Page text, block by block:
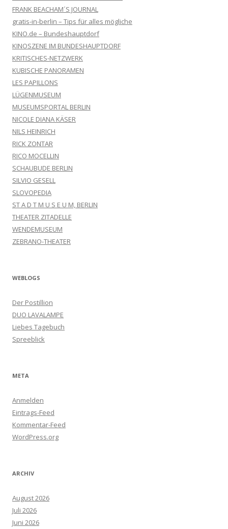
FRANK BEACHAM´S JOURNAL
gratis-in-berlin – Tips für alles mögliche
KINO.de – Bundeshauptdorf
KINOSZENE IM BUNDESHAUPTDORF
KRITISCHES-NETZWERK
KUBISCHE PANORAMEN
LES PAPILLONS
LÜGENMUSEUM
MUSEUMSPORTAL BERLIN
NICOLE DIANA KÄSER
NILS HEINRICH
RICK ZONTAR
RICO MOCELLIN
SCHAUBUDE BERLIN
SILVIO GESELL
SLOVOPEDIA
ST A D T M U S E U M, BERLIN
THEATER ZITADELLE
WENDEMUSEUM
ZEBRANO-THEATER
WEBLOGS
Der Postillion
DUO LAVALAMPE
Liebes Tagebuch
Spreeblick
META
Anmelden
Eintrags-Feed
Kommentar-Feed
WordPress.org
ARCHIV
August 2026
Juli 2026
Juni 2026